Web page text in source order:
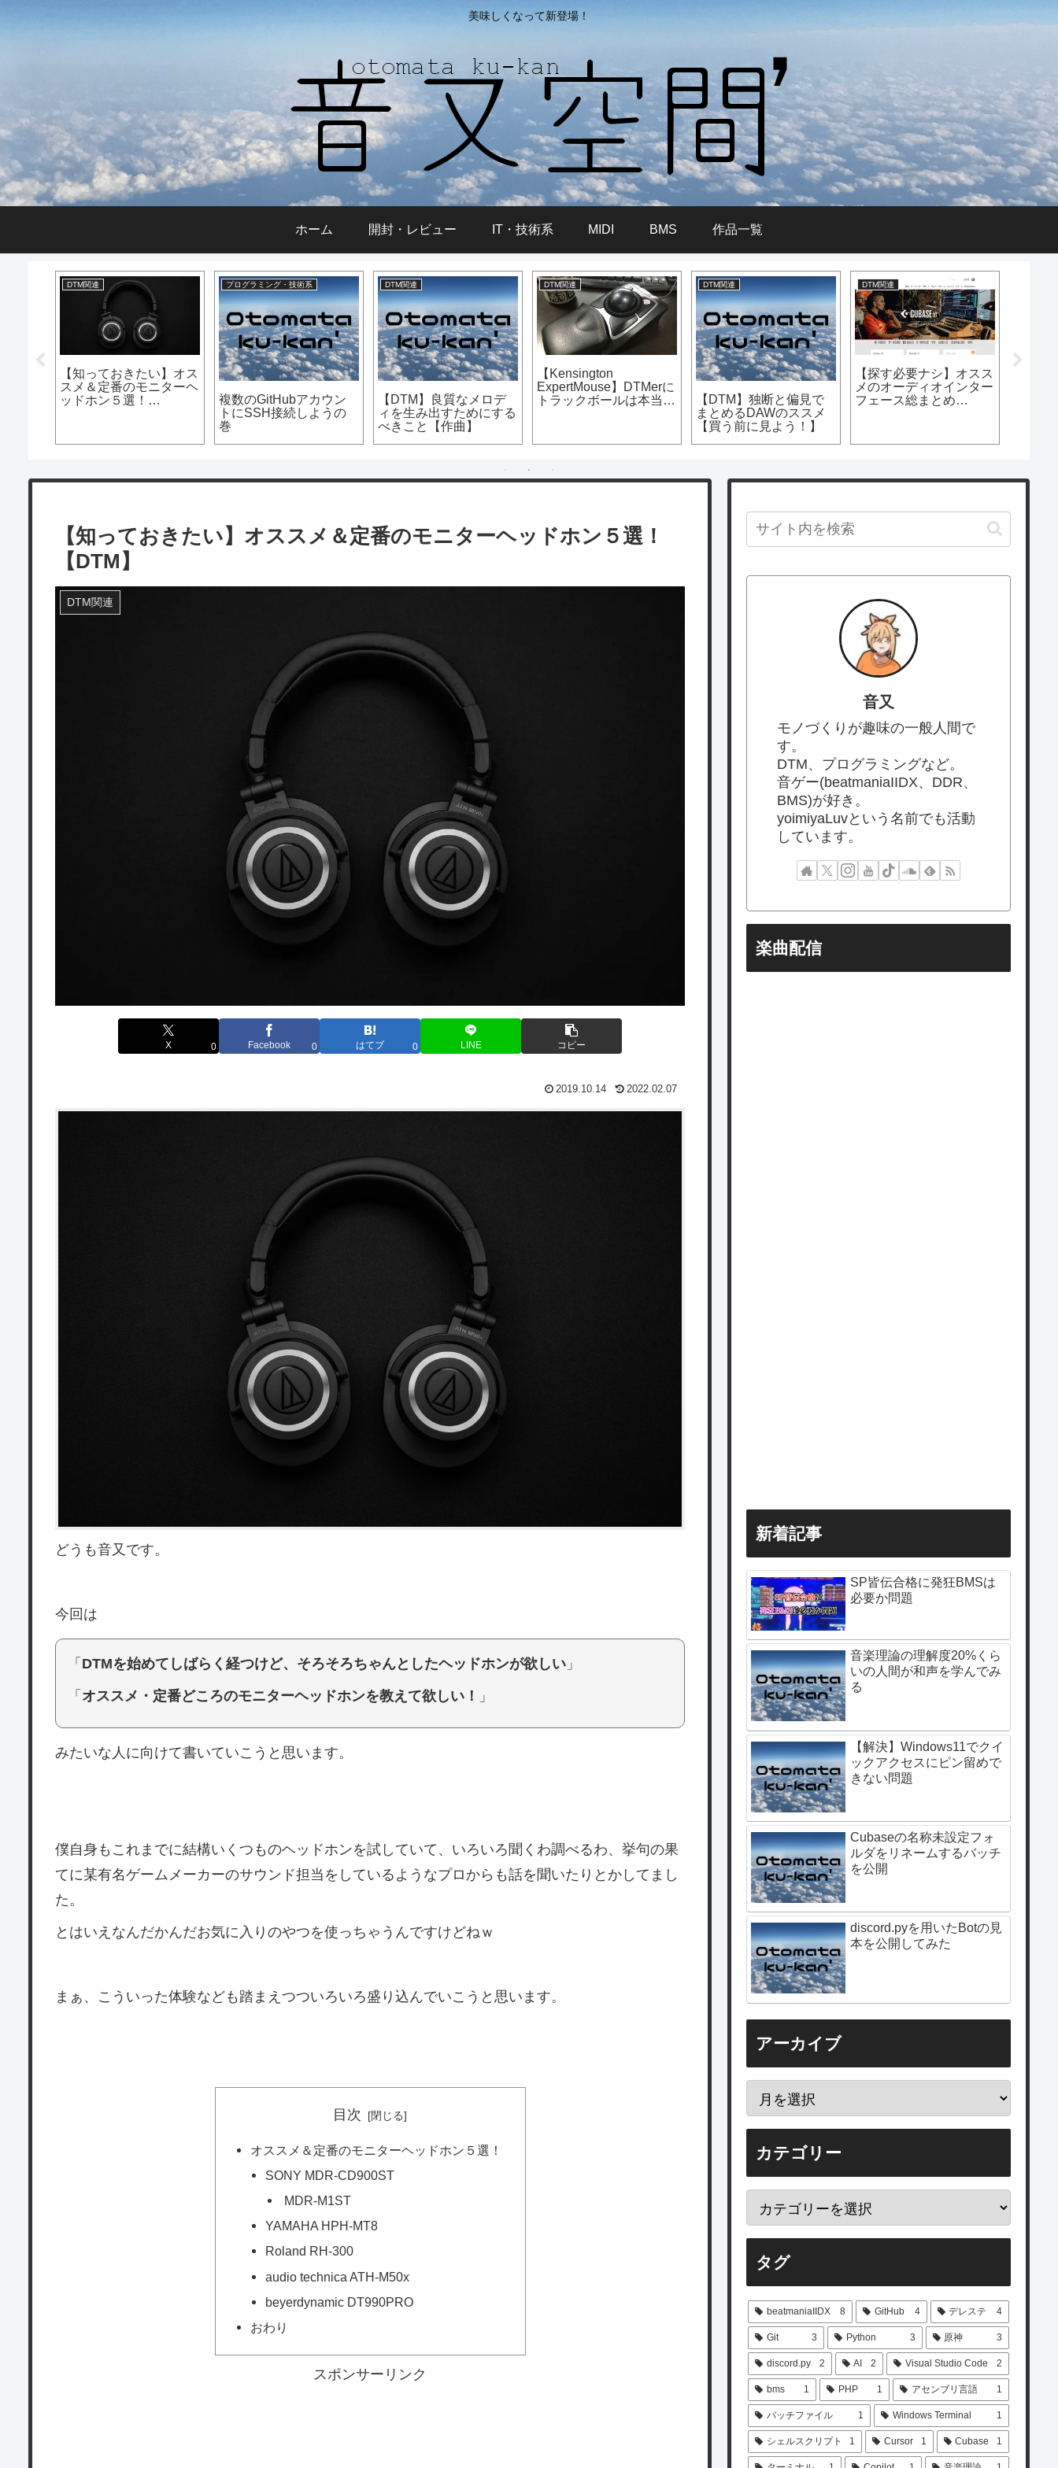
美味しくなって新登場！
ホーム 開封・レビュー IT・技術系 MIDI BMS 作品一覧
DTM関連
【知っておきたい】オス
スメ＆定番のモニターヘ
ッドホン５選！
プログラミング・技術系
複数のGitHubアカウン
トにSSH接続しようの
巻
DTM関連
【DTM】良質なメロデ
ィを生み出すためにする
べきこと【作曲】
DTM関連
【Kensington
ExpertMouse】DTMerに
トラックボールは本当に
DTM関連
【DTM】独断と偏見で
まとめるDAWのススメ
【買う前に見よう！】
DTM関連
【探す必要ナシ】オスス
メのオーディオインター
フェース総まとめ
【知っておきたい】オススメ＆定番のモニターヘッドホン５選！
【DTM】
DTM関連
X 0 Facebook 0 はてブ 0 LINE コピー
2019.10.14 2022.02.07
どうも音又です。
今回は
「 DTMを始めてしばらく経つけど、そろそろちゃんとしたヘッドホンが欲しい 」
「 オススメ・定番どころのモニターヘッドホンを教えて欲しい！ 」
みたいな人に向けて書いていこうと思います。
僕自身もこれまでに結構いくつものヘッドホンを試していて、いろいろ聞くわ調べるわ、挙句の果
てに某有名ゲームメーカーのサウンド担当をしているようなプロからも話を聞いたりとかしてまし
た。
とはいえなんだかんだお気に入りのやつを使っちゃうんですけどねｗ
まぁ、こういった体験なども踏まえつついろいろ盛り込んでいこうと思います。
目次
オススメ＆定番のモニターヘッドホン５選！
SONY MDR-CD900ST
MDR-M1ST
YAMAHA HPH-MT8
Roland RH-300
audio technica ATH-M50x
beyerdynamic DT990PRO
おわり
スポンサーリンク
音又
モノづくりが趣味の一般人間で
す。
DTM、プログラミングなど。
音ゲー(beatmaniaIIDX、DDR、
BMS)が好き。
yoimiyaLuvという名前でも活動
しています。
楽曲配信
新着記事
SP皆伝合格に発狂BMSは
必要か問題
音楽理論の理解度20%くら
いの人間が和声を学んでみ
る
【解決】Windows11でクイ
ックアクセスにピン留めで
きない問題
Cubaseの名称未設定フォ
ルダをリネームするバッチ
を公開
discord.pyを用いたBotの見
本を公開してみた
アーカイブ
カテゴリー
タグ
beatmaniaIIDX 8 GitHub 4 デレステ 4
Git 3 Python 3 原神 3
discord.py 2 AI 2 Visual Studio Code 2
bms 1 PHP 1 アセンブリ言語 1
バッチファイル 1 Windows Terminal 1
シェルスクリプト 1 Cursor 1 Cubase 1